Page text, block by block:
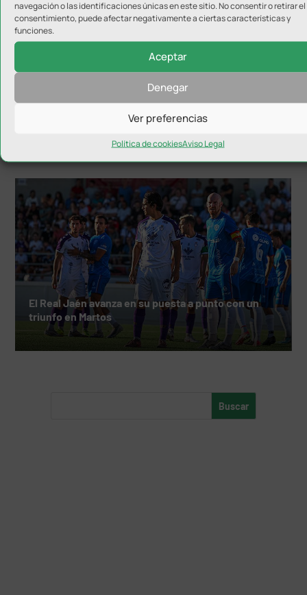
navegación o las identificaciones únicas en este sitio. No consentir o retirar el
consentimiento, puede afectar negativamente a ciertas características y
funciones.
Aceptar
Denegar
Ver preferencias
Política de cookiesAviso Legal
Diputación pasará a ser el segundo patrocinador
principal del Real Jaén
El Real Jaén avanza en su puesta a punto con un
triunfo en Martos